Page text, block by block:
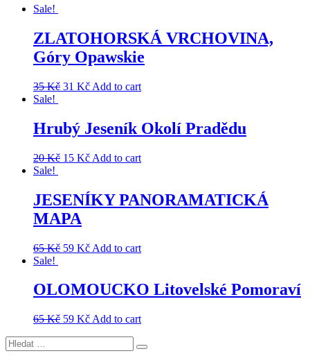
Sale!
ZLATOHORSKÁ VRCHOVINA,
Góry Opawskie
35Kč 31 Kč Add to cart
Sale!
Hrubý Jeseník Okolí Pradědu
20Kč 15 Kč Add to cart
Sale!
JESENÍKY PANORAMATICKÁ
MAPA
65Kč 59 Kč Add to cart
Sale!
OLOMOUCKO Litovelské Pomoraví
65Kč 59 Kč Add to cart
Hledat:
Hledání